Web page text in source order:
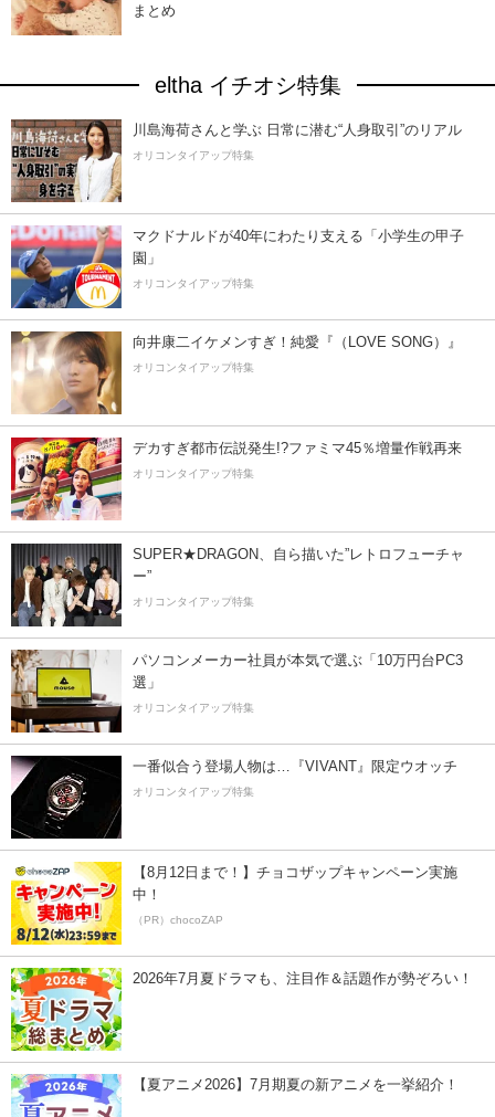
まとめ
eltha イチオシ特集
川島海荷さんと学ぶ 日常に潜む“人身取引”のリアル
オリコンタイアップ特集
マクドナルドが40年にわたり支える「小学生の甲子
園」
オリコンタイアップ特集
向井康二イケメンすぎ！純愛『（LOVE SONG）』
オリコンタイアップ特集
デカすぎ都市伝説発生!?ファミマ45％増量作戦再来
オリコンタイアップ特集
SUPER★DRAGON、自ら描いた”レトロフューチャ
ー”
オリコンタイアップ特集
パソコンメーカー社員が本気で選ぶ「10万円台PC3
選」
オリコンタイアップ特集
一番似合う登場人物は…『VIVANT』限定ウオッチ
オリコンタイアップ特集
【8月12日まで！】チョコザップキャンペーン実施
中！
（PR）chocoZAP
2026年7月夏ドラマも、注目作＆話題作が勢ぞろい！
【夏アニメ2026】7月期夏の新アニメを一挙紹介！